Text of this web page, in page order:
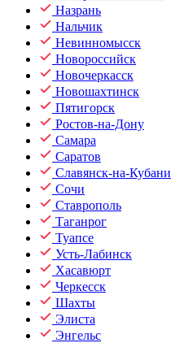
Назрань
Нальчик
Невинномысск
Новороссийск
Новочеркасск
Новошахтинск
Пятигорск
Ростов-на-Дону
Самара
Саратов
Славянск-на-Кубани
Сочи
Ставрополь
Таганрог
Туапсе
Усть-Лабинск
Хасавюрт
Черкесск
Шахты
Элиста
Энгельс